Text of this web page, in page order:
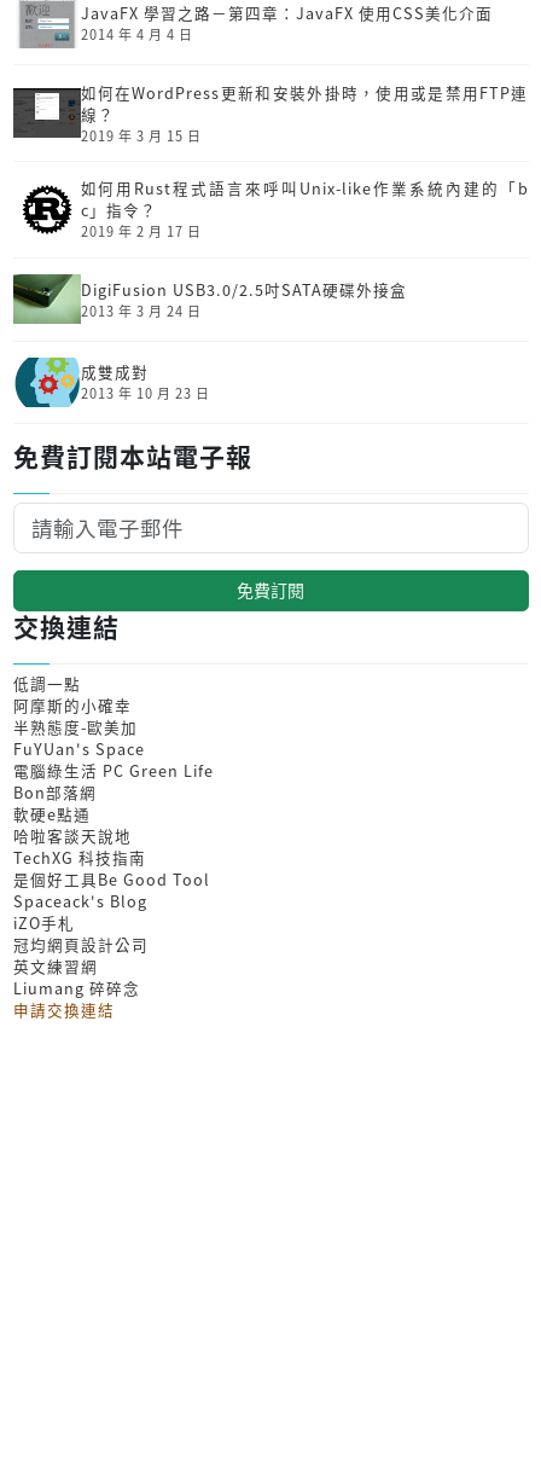
JavaFX 學習之路－第四章：JavaFX 使用CSS美化介面
2014 年 4 月 4 日
如何在WordPress更新和安裝外掛時，使用或是禁用FTP連
線？
2019 年 3 月 15 日
如何用Rust程式語言來呼叫Unix-like作業系統內建的「b
c」指令？
2019 年 2 月 17 日
DigiFusion USB3.0/2.5吋SATA硬碟外接盒
2013 年 3 月 24 日
成雙成對
2013 年 10 月 23 日
免費訂閱本站電子報
免費訂閱
交換連結
低調一點
阿摩斯的小確幸
半熟態度-歐美加
FuYUan's Space
電腦綠生活 PC Green Life
Bon部落網
軟硬e點通
哈啦客談天說地
TechXG 科技指南
是個好工具Be Good Tool
Spaceack's Blog
iZO手札
冠均網頁設計公司
英文練習網
Liumang 碎碎念
申請交換連結